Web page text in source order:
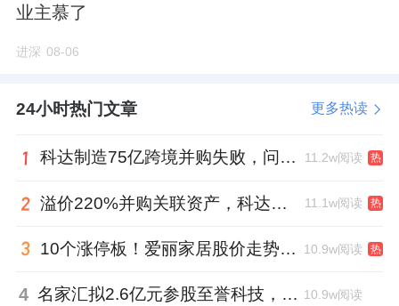
业主慕了
进深 08-06
24小时热门文章 更多热读
科达制造75亿跨境并购失败，问题出在哪一关？ 11.2w阅读 热
溢价220%并购关联资产，科达制造近75亿元重组被否 11.1w阅读 热
10个涨停板！爱丽家居股价走势有点狂 10.9w阅读 热
4 名家汇拟2.6亿元参股至誉科技，跨界布局工业级固态存储 10.9w阅读